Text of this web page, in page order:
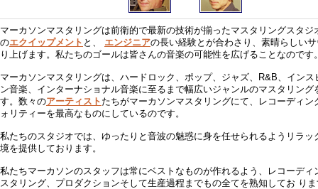
マーカソンマスタリングは前衛的で最新の技術が揃ったマスタリングスタジ
のエクイップメント と、 エンジニアの長い経験とが合わさり、素晴らしい
り上げます。私たちのゴールは皆さんの音楽の可能性を広げることなのです
マーカソンマスタリングは、ハードロック、ポップ、ジャズ、R&B、インス
ン音楽、インターナショナル音楽に至るまで幅広いジャンルのマスタリング
す。数々のアーティスト たちがマーカソンマスタリングにて、レコーディン
ォリティーを最高なものにしているのです。
私たちのスタジオでは、ゆったりと音波の魅惑に身を任せられるようリラッ
境を提供しております。
私たちマーカソンのスタッフは常にベストなものが作れるよう、レコーディ
スタリング、プロダクションそして生産過程までもの全てを熟知してお り